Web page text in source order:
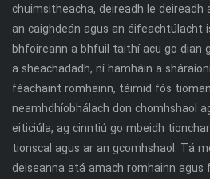
chuimsitheacha, deireadh le
an caighdeán agus an éifeachtúlacht
bhfoireann a bhfuil taithí acu go dian
a sheachadadh, ní hamháin a
féachaint romhainn, táimid fós
neamhdhíobhálach don chomhshaol
eiticiúla, ag cinntiú go mbeidh
tionscal agus ar an gcomhshaol. Tá
deiseanna atá amach romhainn